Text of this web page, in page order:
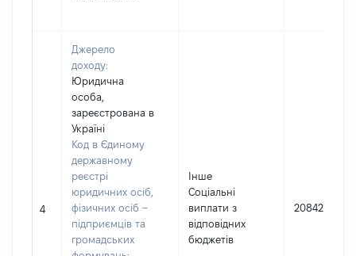
4
Джерело
доходу:
Юридична
особа,
зареєстрована в
Україні
Код в Єдиному
державному
реєстрі
юридичних осіб,
фізичних осіб –
підприємців та
громадських
Інше
Соціальні
виплати з
відповідних
бюджетів
20842